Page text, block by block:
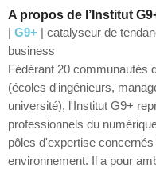
A propos de l’Institut
| G9+ | catalyseur de
business
Fédérant 20 communautés
(écoles d'ingénieurs,
université), l'Institut G9+
professionnels du
pôles d'expertise
environnement. Il a pour